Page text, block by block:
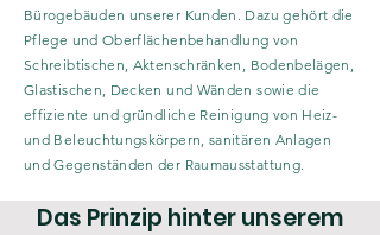
Bürogebäuden unserer Kunden. Dazu gehört die
Pflege und Oberflächenbehandlung von
Schreibtischen, Aktenschränken, Bodenbelägen,
Glastischen, Decken und Wänden sowie die
effiziente und gründliche Reinigung von Heiz-
und Beleuchtungskörpern, sanitären Anlagen
und Gegenständen der Raumausstattung.
Das Prinzip hinter unserem